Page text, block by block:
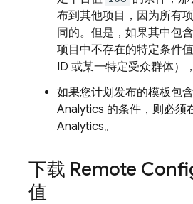
布到其他项目，因为所有
同的。但是，如果其中包
项目中不存在的特定条件
ID 或某一特定受众群体）
如果您计划发布的模板包
Analytics 的条件，则必须
Analytics。
下载 Remote
值